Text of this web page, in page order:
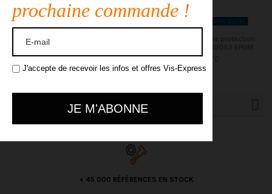
Lot de 60 Tampons de protection
de lambourde 100X100X3 EPDM
169,58 €TTC
218,71 €
Recherche avancée
+ 45 000 RÉFÉRENCES EN STOCK
prochaine commande !
J'accepte de recevoir les infos et offres Vis-Express